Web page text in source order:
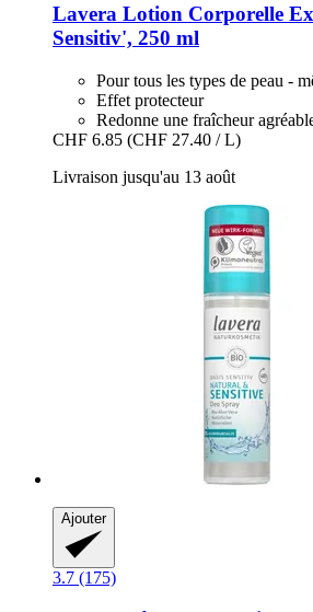
Lavera Lotion Corporelle
Sensitiv', 250 ml
Pour tous les types de peau -
Effet protecteur
Redonne une fraîcheur
CHF 6.85 (CHF 27.40 / L)
Livraison jusqu'au 13 août
Ajouter
3.7 (175)